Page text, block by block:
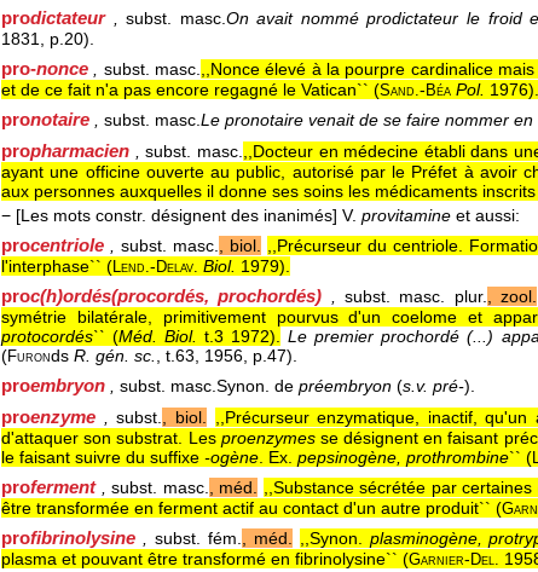
prodictateur , subst. masc.On avait nommé prodictateur le froid
1831, p.20).
pro-nonce , subst. masc.,,Nonce élevé à la pourpre cardinalice
et de ce fait n'a pas encore regagné le Vatican`` (Sand.- Béa Pol. 1976).
pronotaire , subst. masc.Le pronotaire venait de se faire nommer en
propharmacien , subst. masc.,,Docteur en médecine établi dans
ayant une officine ouverte au public, autorisé par le Préfet à avoir
aux personnes auxquelles il donne ses soins les médicaments
− [Les mots constr. désignent des inanimés] V. provitamine et aussi:
procentriole , subst. masc., biol. ,,Précurseur du centriole.
l'interphase`` (Lend.- Delav. Biol. 1979).
proc(h)ordés(procordés, prochordés) , subst. masc. plur., zool.
symétrie bilatérale, primitivement pourvus d'un coelome et
protocordés`` (Méd. Biol. t.3 1972). Le premier prochordé (...)
(Furonds R. gén. sc., t.63, 1956, p.47).
proembryon , subst. masc.Synon. de préembryon (s.v. pré-).
proenzyme , subst., biol. ,,Précurseur enzymatique, inactif,
d'attaquer son substrat. Les proenzymesse désignent en faisant
le faisant suivre du suffixe -ogène. Ex. pepsinogène, prothrombine`` (
proferment , subst. masc., méd. ,,Substance sécrétée par
être transformée en ferment actif au contact d'un autre produit`` (
profibrinolysine , subst. fém., méd. ,,Synon. plasminogène,
plasma et pouvant être transformé en fibrinolysine`` (Garnier- Del.